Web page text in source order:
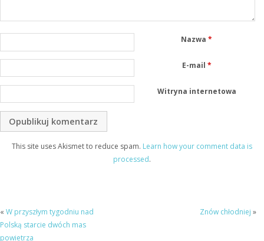
Nazwa*
E-mail *
Witryna internetowa
This site uses Akismet to reduce spam. Learn how your comment data is
processed.
« W przyszłym tygodniu nad
Polską starcie dwóch mas
powietrza
Znów chłodniej »